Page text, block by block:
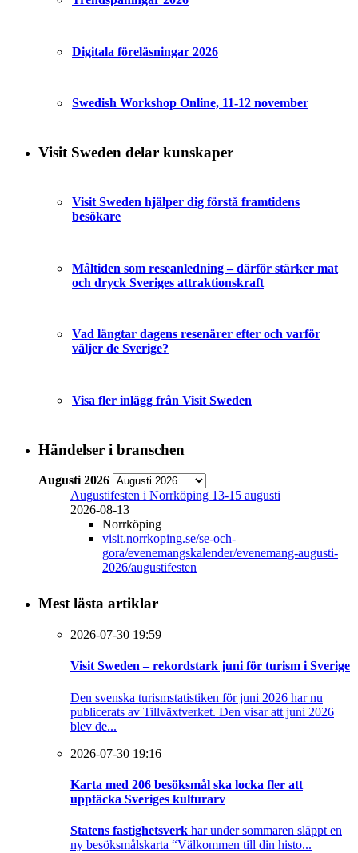
Digitala föreläsningar 2026
Swedish Workshop Online, 11-12 november
Visit Sweden delar kunskaper
Visit Sweden hjälper dig förstå framtidens
besökare
Måltiden som reseanledning – därför stärker mat
och dryck Sveriges attraktionskraft
Vad längtar dagens resenärer efter och varför
väljer de Sverige?
Visa fler inlägg från Visit Sweden
Händelser i branschen
Augusti 2026
Augustifesten i Norrköping 13-15 augusti
2026-08-13
Norrköping
visit.norrkoping.se/se-och-
gora/evenemangskalender/evenemang-augusti-
2026/augustifesten
Mest lästa artiklar
2026-07-30 19:59
Visit Sweden – rekordstark juni för turism i Sverige
Den svenska turismstatistiken för juni 2026 har nu
publicerats av Tillväxtverket. Den visar att juni 2026
blev de...
2026-07-30 19:16
Karta med 206 besöksmål ska locka fler att
upptäcka Sveriges kulturarv
Statens fastighetsverk har under sommaren släppt en
ny besöksmålskarta “Välkommen till din histo...